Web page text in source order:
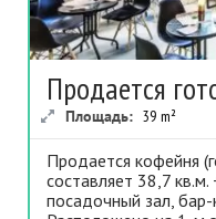
Продается
Площадь: 39 m²
Продается кофейня
составляет 38,7
посадочный зал,